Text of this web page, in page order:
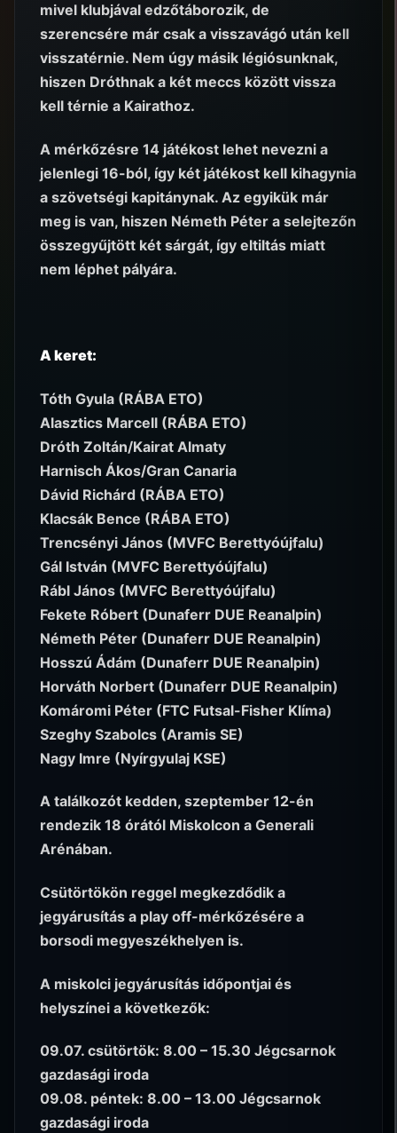
mivel klubjával edzőtáborozik, de
szerencsére már csak a visszavágó után kell
visszatérnie. Nem úgy másik légiósunknak,
hiszen Dróthnak a két meccs között vissza
kell térnie a Kairathoz.
A mérkőzésre 14 játékost lehet nevezni a
jelenlegi 16-ból, így két játékost kell kihagynia
a szövetségi kapitánynak. Az egyikük már
meg is van, hiszen Németh Péter a selejtezőn
összegyűjtött két sárgát, így eltiltás miatt
nem léphet pályára.
A keret:
Tóth Gyula (RÁBA ETO)
Alasztics Marcell (RÁBA ETO)
Dróth Zoltán/Kairat Almaty
Harnisch Ákos/Gran Canaria
Dávid Richárd (RÁBA ETO)
Klacsák Bence (RÁBA ETO)
Trencsényi János (MVFC Berettyóújfalu)
Gál István (MVFC Berettyóújfalu)
Rábl János (MVFC Berettyóújfalu)
Fekete Róbert (Dunaferr DUE Reanalpin)
Németh Péter (Dunaferr DUE Reanalpin)
Hosszú Ádám (Dunaferr DUE Reanalpin)
Horváth Norbert (Dunaferr DUE Reanalpin)
Komáromi Péter (FTC Futsal-Fisher Klíma)
Szeghy Szabolcs (Aramis SE)
Nagy Imre (Nyírgyulaj KSE)
A találkozót kedden, szeptember 12-én
rendezik 18 órától Miskolcon a Generali
Arénában.
Csütörtökön reggel megkezdődik a
jegyárusítás a play off-mérkőzésére a
borsodi megyeszékhelyen is.
A miskolci jegyárusítás időpontjai és
helyszínei a következők:
09.07. csütörtök: 8.00 – 15.30 Jégcsarnok
gazdasági iroda
09.08. péntek: 8.00 – 13.00 Jégcsarnok
gazdasági iroda